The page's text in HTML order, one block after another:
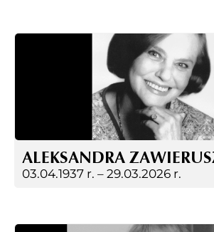
ALEKSANDRA
03.04.1937 r. – 29.03.2026 r.